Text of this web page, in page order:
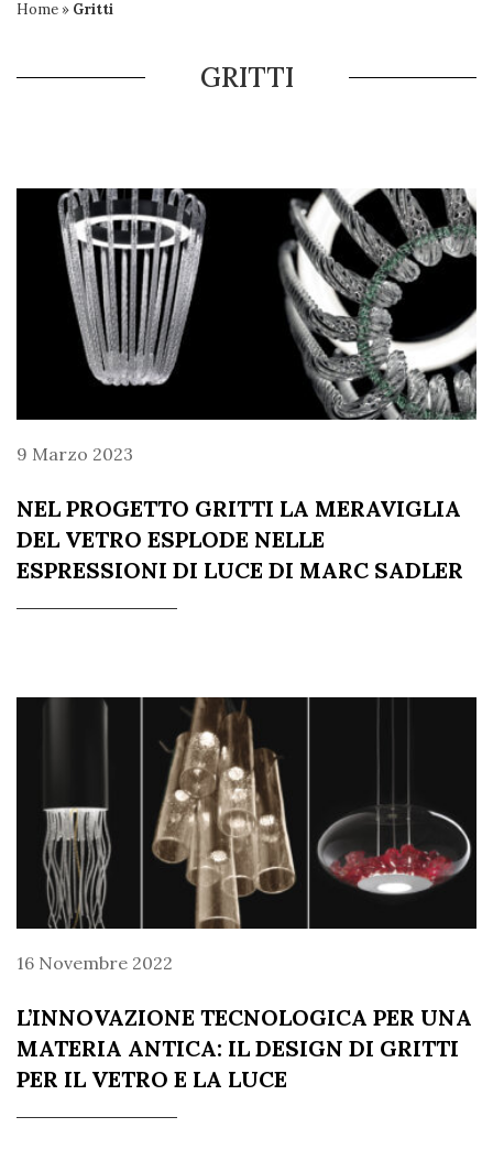
Home » Gritti
GRITTI
9 Marzo 2023
NEL PROGETTO GRITTI LA MERAVIGLIA
DEL VETRO ESPLODE NELLE
ESPRESSIONI DI LUCE DI MARC SADLER
16 Novembre 2022
L’INNOVAZIONE TECNOLOGICA PER UNA
MATERIA ANTICA: IL DESIGN DI GRITTI
PER IL VETRO E LA LUCE